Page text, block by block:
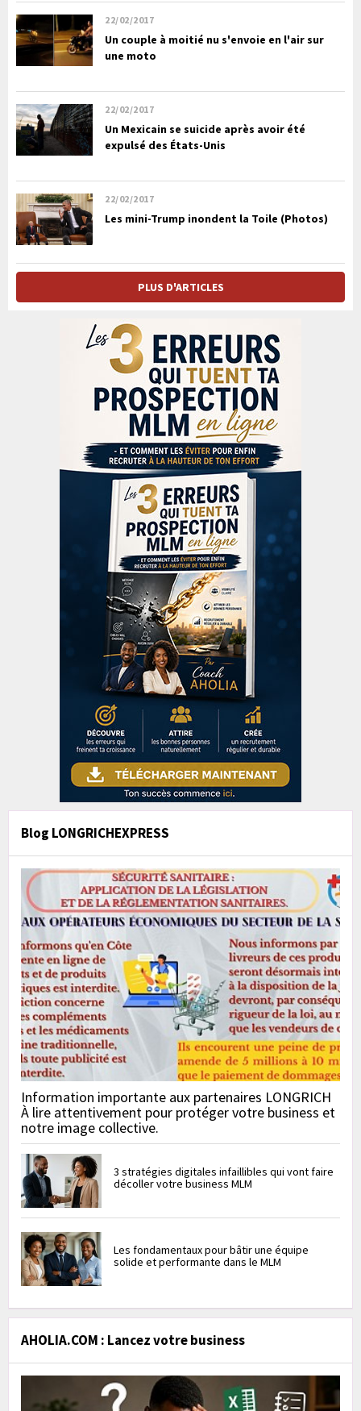
22/02/2017
Un couple à moitié nu s'envoie en l'air sur
une moto
22/02/2017
Un Mexicain se suicide après avoir été
expulsé des États-Unis
22/02/2017
Les mini-Trump inondent la Toile (Photos)
PLUS D'ARTICLES
Blog LONGRICHEXPRESS
Information importante aux partenaires LONGRICH
À lire attentivement pour protéger votre business et
notre image collective.
3 stratégies digitales infaillibles qui vont faire
décoller votre business MLM
Les fondamentaux pour bâtir une équipe
solide et performante dans le MLM
AHOLIA.COM : Lancez votre business